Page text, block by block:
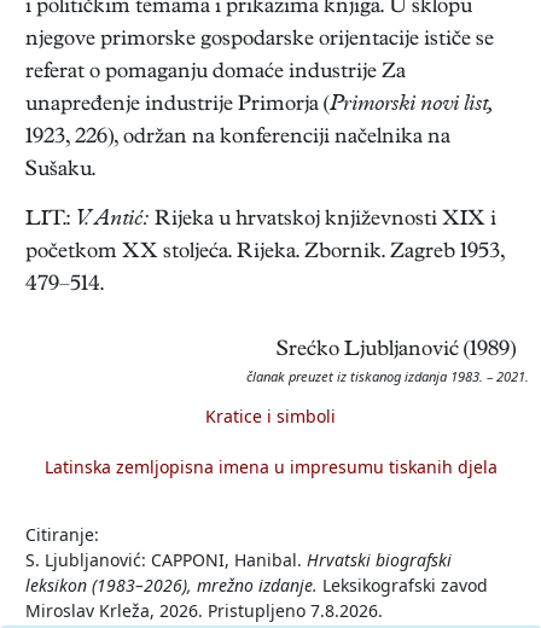
i političkim temama i prikazima knjiga. U sklopu
njegove primorske gospodarske orijentacije ističe se
referat o pomaganju domaće industrije Za
unapređenje industrije Primorja (Primorski novi list,
1923, 226), održan na konferenciji načelnika na
Sušaku.
LIT.: V. Antić: Rijeka u hrvatskoj književnosti XIX i
početkom XX stoljeća. Rijeka. Zbornik. Zagreb 1953,
479–514.
Srećko Ljubljanović (1989)
članak preuzet iz tiskanog izdanja 1983. – 2021.
Kratice i simboli
Latinska zemljopisna imena u impresumu tiskanih djela
Citiranje:
S. Ljubljanović: CAPPONI, Hanibal. Hrvatski biografski
leksikon (1983–2026), mrežno izdanje. Leksikografski zavod
Miroslav Krleža, 2026. Pristupljeno 7.8.2026.